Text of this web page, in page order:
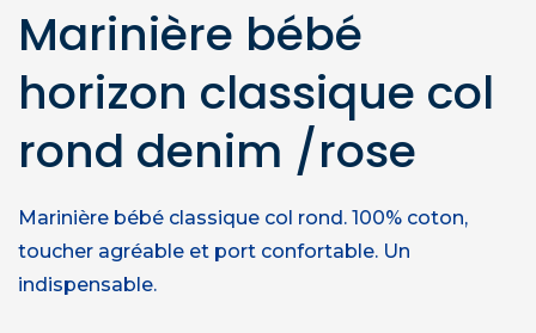
Marinière bébé
horizon classique col
rond denim /rose
Marinière bébé classique col rond. 100% coton,
toucher agréable et port confortable. Un
indispensable.